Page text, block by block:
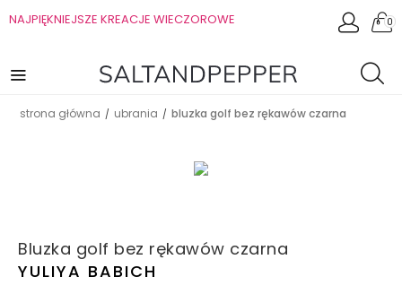
NAJPIĘKNIEJSZE KREACJE WIECZOROWE 0
strona główna / ubrania / bluzka golf bez rękawów czarna
Bluzka golf bez rękawów czarna
YULIYA BABICH